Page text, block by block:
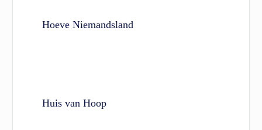
Hoeve Niemandsland
Huis van Hoop